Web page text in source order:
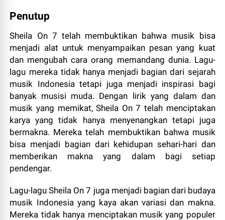
Penutup
Sheila On 7 telah membuktikan bahwa musik bisa
menjadi alat untuk menyampaikan pesan yang kuat
dan mengubah cara orang memandang dunia. Lagu-
lagu mereka tidak hanya menjadi bagian dari sejarah
musik Indonesia tetapi juga menjadi inspirasi bagi
banyak musisi muda. Dengan lirik yang dalam dan
musik yang memikat, Sheila On 7 telah menciptakan
karya yang tidak hanya menyenangkan tetapi juga
bermakna. Mereka telah membuktikan bahwa musik
bisa menjadi bagian dari kehidupan sehari-hari dan
memberikan makna yang dalam bagi setiap
pendengar.
Lagu-lagu Sheila On 7 juga menjadi bagian dari budaya
musik Indonesia yang kaya akan variasi dan makna.
Mereka tidak hanya menciptakan musik yang populer